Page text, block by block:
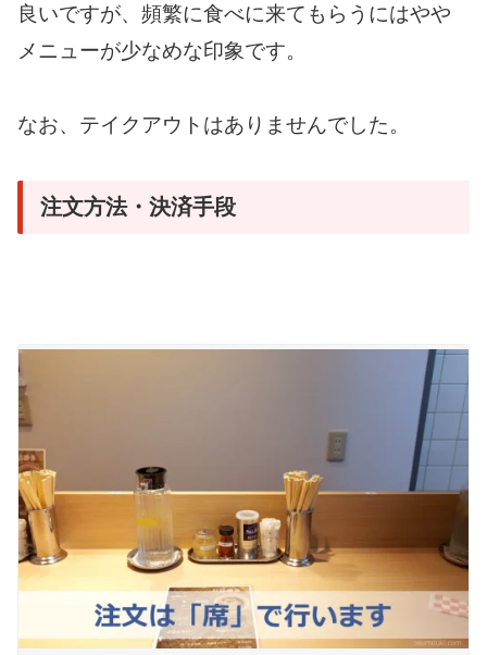
良いですが、頻繁に食べに来てもらうにはやや
メニューが少なめな印象です。
なお、テイクアウトはありませんでした。
注文方法・決済手段